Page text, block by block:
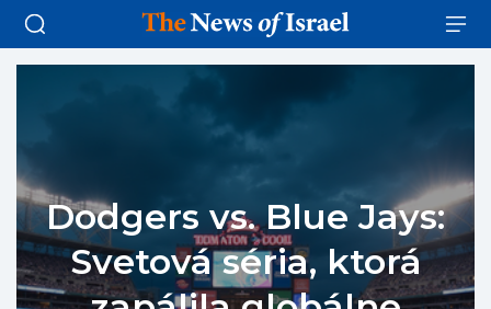
Dodgers vs. Blue Jays:
Svetová séria, ktorá